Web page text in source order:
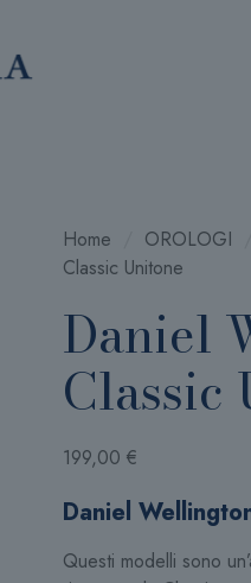
Home OROLOGI
Classic Unitone
Daniel
Classic
199,00 €
Daniel
Questi modelli sono